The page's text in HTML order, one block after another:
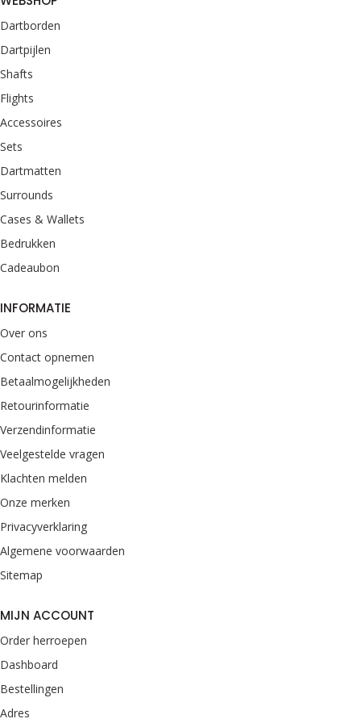
Dartborden
Dartpijlen
Shafts
Flights
Accessoires
Sets
Dartmatten
Surrounds
Cases & Wallets
Bedrukken
Cadeaubon
INFORMATIE
Over ons
Contact opnemen
Betaalmogelijkheden
Retourinformatie
Verzendinformatie
Veelgestelde vragen
Klachten melden
Onze merken
Privacyverklaring
Algemene voorwaarden
Sitemap
MIJN ACCOUNT
Order herroepen
Dashboard
Bestellingen
Adres